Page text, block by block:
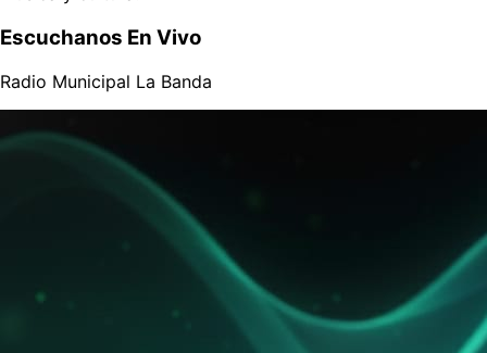
Escuchanos En Vivo
Radio Municipal La Banda